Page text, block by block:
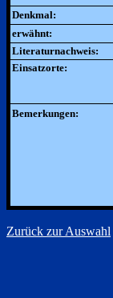
Denkmal:
erwähnt:
Literaturnachweis:
Einsatzorte:
Bemerkungen:
Zurück zur Auswahl